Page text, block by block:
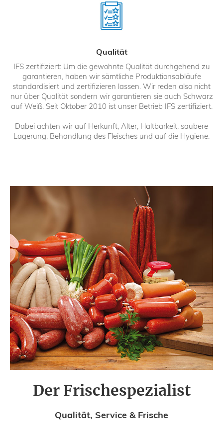
Qualität
IFS zertifiziert: Um die gewohnte Qualität durchgehend zu
garantieren, haben wir sämtliche Produktionsabläufe
standardisiert und zertifizieren lassen. Wir reden also nicht
nur über Qualität sondern wir garantieren sie auch Schwarz
auf Weiß. Seit Oktober 2010 ist unser Betrieb IFS zertifiziert.
Dabei achten wir auf Herkunft, Alter, Haltbarkeit, saubere
Lagerung, Behandlung des Fleisches und auf die Hygiene.
Der Frischespezialist
Qualität, Service & Frische